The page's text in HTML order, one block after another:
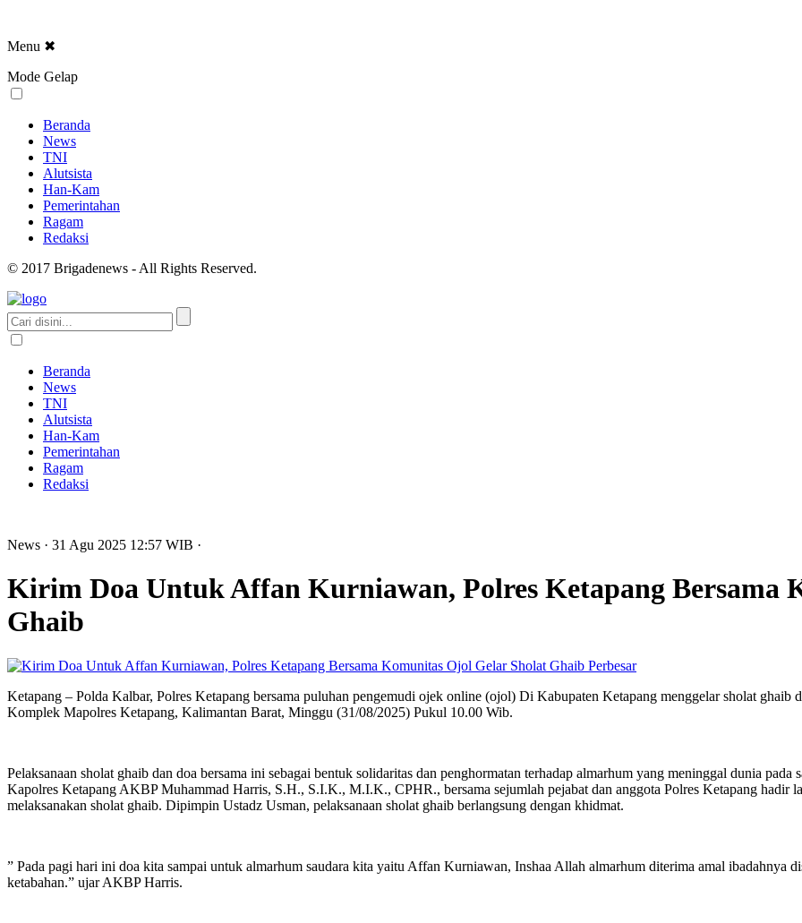
Menu ✖
Mode Gelap
Beranda
News
TNI
Alutsista
Han-Kam
Pemerintahan
Ragam
Redaksi
© 2017 Brigadenews - All Rights Reserved.
Beranda
News
TNI
Alutsista
Han-Kam
Pemerintahan
Ragam
Redaksi
News · 31 Agu 2025 12:57 WIB ·
Kirim Doa Untuk Affan Kurniawan, Polres Ketapang Bersama
Ghaib
Perbesar
Ketapang – Polda Kalbar, Polres Ketapang bersama puluhan pengemudi ojek online (ojol) Di Kabupaten Ketapang menggelar sholat
Komplek Mapolres Ketapang, Kalimantan Barat, Minggu (31/08/2025) Pukul 10.00 Wib.
Pelaksanaan sholat ghaib dan doa bersama ini sebagai bentuk solidaritas dan penghormatan terhadap almarhum yang meninggal dunia
Kapolres Ketapang AKBP Muhammad Harris, S.H., S.I.K., M.I.K., CPHR., bersama sejumlah pejabat dan anggota Polres Ketapang hadir
melaksanakan sholat ghaib. Dipimpin Ustadz Usman, pelaksanaan sholat ghaib berlangsung dengan khidmat.
” Pada pagi hari ini doa kita sampai untuk almarhum saudara kita yaitu Affan Kurniawan, Inshaa Allah almarhum diterima amal ibadahnya
ketabahan.” ujar AKBP Harris.